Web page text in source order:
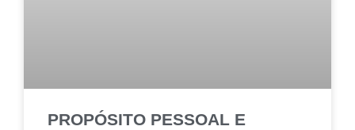
PROPÓSITO PESSOAL E